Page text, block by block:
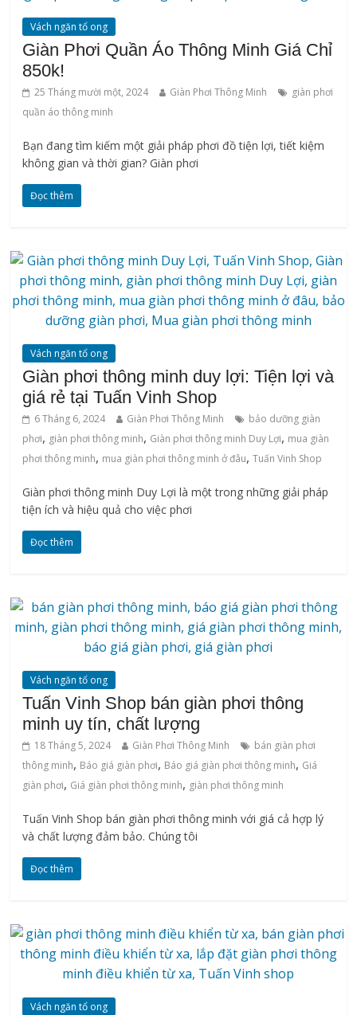
Vách ngăn tổ ong
Giàn Phơi Quần Áo Thông Minh Giá Chỉ
850k!
25 Tháng mười một, 2024 Giàn Phơi Thông Minh
giàn phơi
quần áo thông minh
Bạn đang tìm kiếm một giải pháp phơi đồ tiện lợi, tiết kiệm
không gian và thời gian? Giàn phơi
Đọc thêm
Vách ngăn tổ ong
Giàn phơi thông minh duy lợi: Tiện lợi và
giá rẻ tại Tuấn Vinh Shop
6 Tháng 6, 2024 Giàn Phơi Thông Minh
bảo dưỡng giàn
phơi, ‌giàn‌ ‌phơi‌ ‌thông‌ ‌minh, Giàn phơi thông minh Duy Lợi, mua giàn
phơi thông minh, mua giàn phơi thông minh ở đâu,Tuấn Vinh Shop
Giàn phơi thông minh Duy Lợi là một trong những giải pháp
tiện ích và hiệu quả cho việc phơi
Đọc thêm
Vách ngăn tổ ong
Tuấn Vinh Shop bán giàn phơi thông
minh uy tín, chất lượng
18 Tháng 5, 2024 Giàn Phơi Thông Minh
bán giàn phơi
thông minh, Báo giá giàn phơi, Báo giá giàn phơi thông minh, Giá
giàn phơi, Giá giàn phơi thông minh, ‌giàn‌ ‌phơi‌ ‌thông‌ ‌minh
Tuấn Vinh Shop bán giàn phơi thông minh với giá cả hợp lý
và chất lượng đảm bảo. Chúng tôi
Đọc thêm
Vách ngăn tổ ong